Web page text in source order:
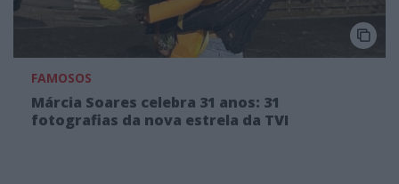
FAMOSOS
Márcia Soares celebra 31 anos: 31
fotografias da nova estrela da TVI